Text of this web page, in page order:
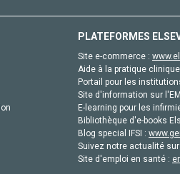
PLATEFORMES
Site e-commerce :
Aide à la pratique
Portail pour les
Site d'information sur
E-learning pour les
Bibliothèque d'e-books
Blog special IFSI :
Suivez notre actualité
Site d'emploi en santé :